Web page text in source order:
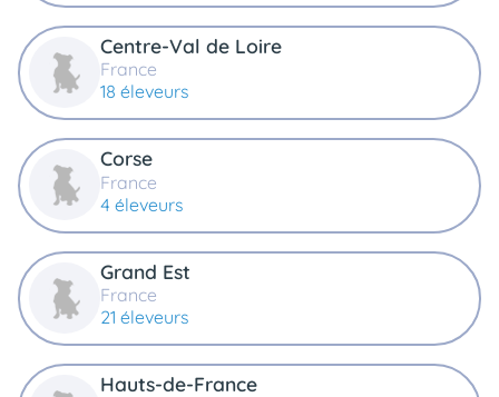
Centre-Val de Loire
France
18 éleveurs
Corse
France
4 éleveurs
Grand Est
France
21 éleveurs
Hauts-de-France